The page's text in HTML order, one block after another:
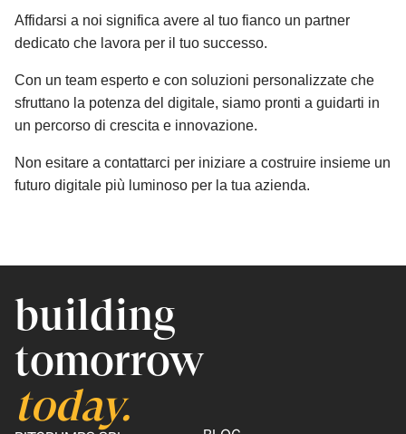
Affidarsi a noi significa avere al tuo fianco un partner
dedicato che lavora per il tuo successo.
Con un team esperto e con soluzioni personalizzate che
sfruttano la potenza del digitale, siamo pronti a guidarti in
un percorso di crescita e innovazione.
Non esitare a contattarci per iniziare a costruire insieme un
futuro digitale più luminoso per la tua azienda.
building
tomorrow
today.